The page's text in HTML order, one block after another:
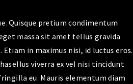
Quisque pretium condimentum
massa sit amet tellus gravida
in maximus nisi, id luctus eros.
viverra ex vel nisi tincidunt
eu. Mauris elementum diam